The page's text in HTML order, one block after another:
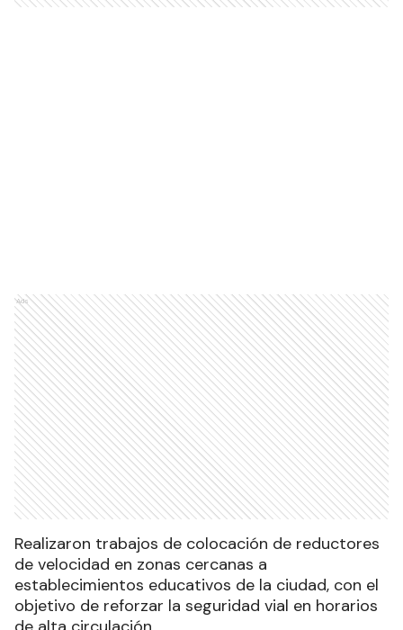
Ads
Realizaron trabajos de colocación de reductores